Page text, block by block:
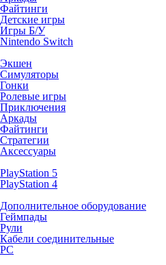
Файтинги
Детские игры
Игры Б/У
Nintendo Switch
Экшен
Симуляторы
Гонки
Ролевые игры
Приключения
Аркады
Файтинги
Стратегии
Аксессуары
PlayStation 5
PlayStation 4
Дополнительное оборудование
Геймпады
Рули
Кабели соединительные
PC